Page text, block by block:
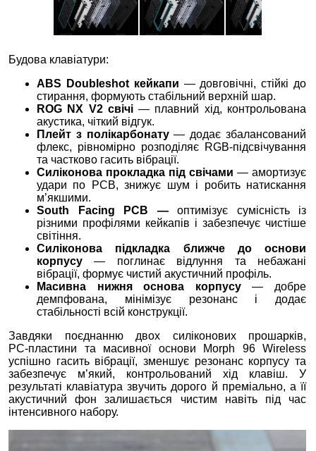
Будова клавіатури:
ABS Doubleshot кейкапи — довговічні, стійкі до
стирання, формують стабільний верхній шар.
ROG NX V2 свічі— плавний хід, контрольована
акустика, чіткий відгук.
Плейт з полікарбонату— додає збалансований
флекс, рівномірно розподіляє RGB‑підсвічування
та частково гасить вібрації.
Силіконова прокладка під свічами — амортизує
удари по PCB, знижує шум і робить натискання
м’якшими.
South Facing PCB —оптимізує сумісність із
різними профілями кейкапів і забезпечує чистіше
світіння.
Силіконова підкладка ближче до основи
корпусу — поглинає відлуння та небажані
вібрації, формує чистий акустичний профіль.
Масивна нижня основа корпусу— добре
демпфована, мінімізує резонанс і додає
стабільності всій конструкції.
Завдяки поєднанню двох силіконових прошарків,
PC‑пластини та масивної основи Morph 96 Wireless
успішно гасить вібрації, зменшує резонанс корпусу та
забезпечує м’який, контрольований хід клавіш. У
результаті клавіатура звучить дорого й преміально, а її
акустичний фон залишається чистим навіть під час
інтенсивного набору.